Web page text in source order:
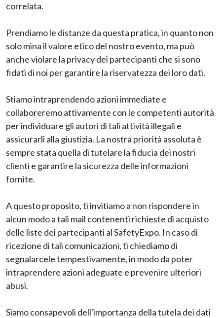
correlata.
Prendiamo le distanze da questa pratica, in quanto non
solo mina il valore etico del nostro evento, ma può
anche violare la privacy dei partecipanti che si sono
fidati di noi per garantire la riservatezza dei loro dati.
Stiamo intraprendendo azioni immediate e
collaboreremo attivamente con le competenti autorità
per individuare gli autori di tali attività illegali e
assicurarli alla giustizia. La nostra priorità assoluta è
sempre stata quella di tutelare la fiducia dei nostri
clienti e garantire la sicurezza delle informazioni
fornite.
A questo proposito, ti invitiamo a non rispondere in
alcun modo a tali mail contenenti richieste di acquisto
delle liste dei partecipanti al SafetyExpo. In caso di
ricezione di tali comunicazioni, ti chiediamo di
segnalarcele tempestivamente, in modo da poter
intraprendere azioni adeguate e prevenire ulteriori
abusi.
Siamo consapevoli dell'importanza della tutela dei dati